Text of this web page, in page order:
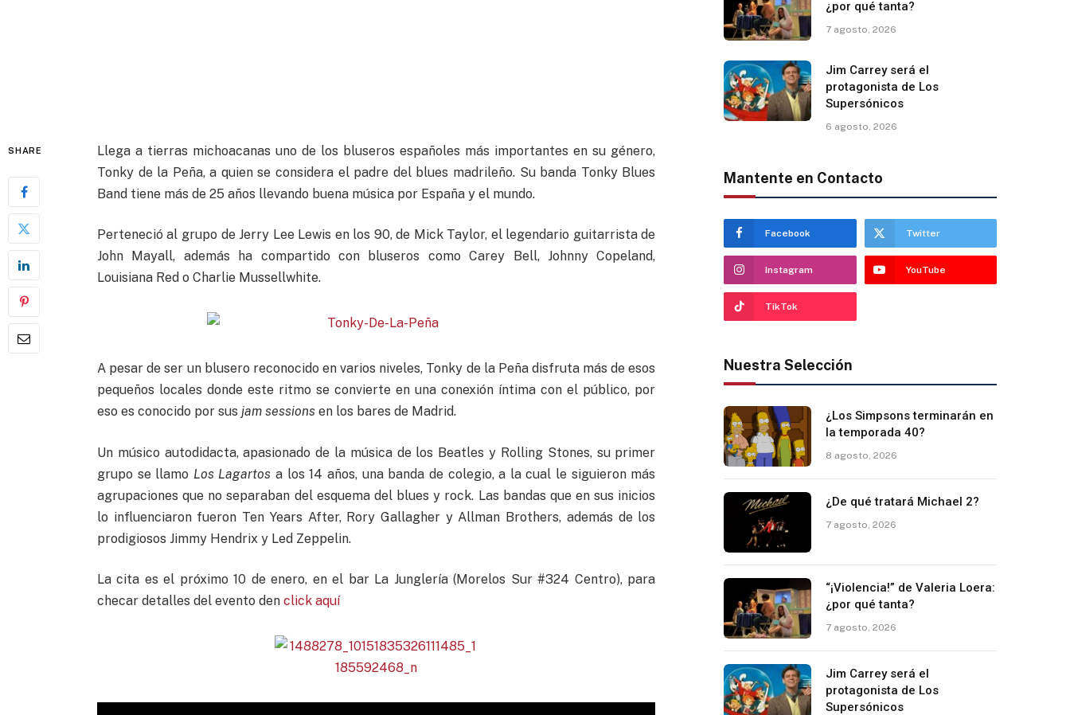
SHARE
Llega a tierras michoacanas uno de los bluseros españoles más importantes en su género,
Tonky de la Peña, a quien se considera el padre del blues madrileño. Su banda Tonky Blues
Band tiene más de 25 años llevando buena música por España y el mundo.
Perteneció al grupo de Jerry Lee Lewis en los 90, de Mick Taylor, el legendario guitarrista de
John Mayall, además ha compartido con bluseros como Carey Bell, Johnny Copeland,
Louisiana Red o Charlie Mussellwhite.
A pesar de ser un blusero reconocido en varios niveles, Tonky de la Peña disfruta más de esos
pequeños locales donde este ritmo se convierte en una conexión íntima con el público, por
eso es conocido por sus jam sessions en los bares de Madrid.
Un músico autodidacta, apasionado de la música de los Beatles y Rolling Stones, su primer
grupo se llamo Los Lagartos a los 14 años, una banda de colegio, a la cual le siguieron más
agrupaciones que no separaban del esquema del blues y rock. Las bandas que en sus inicios
lo influenciaron fueron Ten Years After, Rory Gallagher y Allman Brothers, además de los
prodigiosos Jimmy Hendrix y Led Zeppelin.
La cita es el próximo 10 de enero, en el bar La Junglería (Morelos Sur #324 Centro), para
checar detalles del evento den click aquí
¿por qué tanta?
7 agosto, 2026
Jim Carrey será el
protagonista de Los
Supersónicos
6 agosto, 2026
Mantente en Contacto
Facebook Twitter
Instagram YouTube
TikTok
Nuestra Selección
¿Los Simpsons terminarán en
la temporada 40?
8 agosto, 2026
¿De qué tratará Michael 2?
7 agosto, 2026
“¡Violencia!” de Valeria Loera:
¿por qué tanta?
7 agosto, 2026
Jim Carrey será el
protagonista de Los
Supersónicos